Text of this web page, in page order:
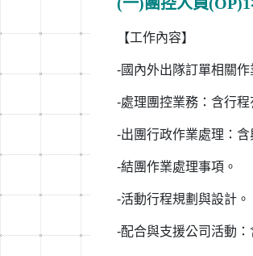
【工作內容】
-國內外出隊訂單相關作
-處理團控業務：含行
-出團行政作業處理：
-結團作業處理事項。
-活動行程規劃與設計。
-配合與支援公司活動：